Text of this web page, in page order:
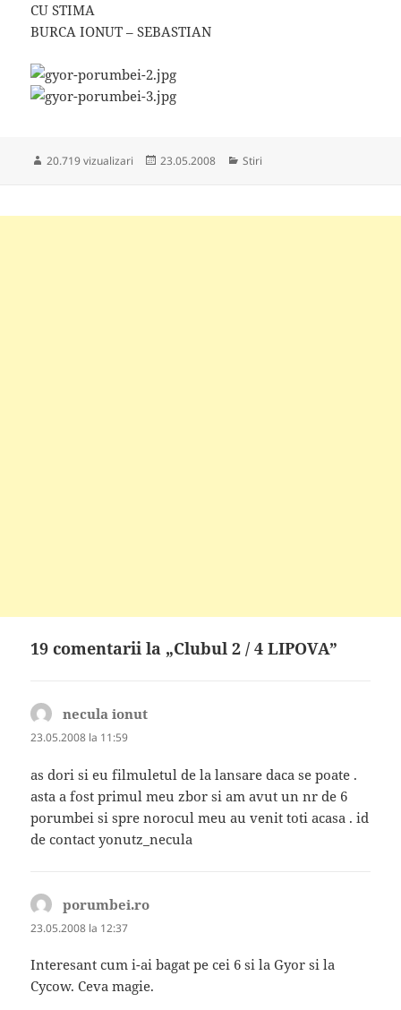
CU STIMA
BURCA IONUT – SEBASTIAN
20.719 vizualizari
Publicat
23.05.2008 Categorii
Stiri
19 comentarii la „Clubul 2 / 4 LIPOVA”
necula ionut
23.05.2008 la 11:59
as dori si eu filmuletul de la lansare daca se poate .
asta a fost primul meu zbor si am avut un nr de 6
porumbei si spre norocul meu au venit toti acasa . id
de contact yonutz_necula
porumbei.ro
23.05.2008 la 12:37
Interesant cum i-ai bagat pe cei 6 si la Gyor si la
Cycow. Ceva magie.